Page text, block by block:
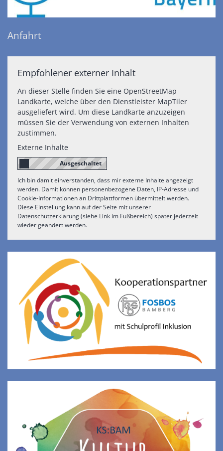
Anfahrt
Empfohlener externer Inhalt
An dieser Stelle finden Sie eine OpenStreetMap
Landkarte, welche über den Dienstleister MapTiler
ausgeliefert wird. Um diese Landkarte anzuzeigen
müssen Sie der Verwendung von externen Inhalten
zustimmen.
Externe Inhalte
Ich bin damit einverstanden, dass mir externe Inhalte angezeigt
werden. Damit können personenbezogene Daten, IP-Adresse und
Cookie-Informationen an Drittplattformen übermittelt werden.
Diese Einstellung kann auf der Seite mit unserer
Datenschutzerklärung (siehe Link im Fußbereich) später jederzeit
wieder geändert werden.